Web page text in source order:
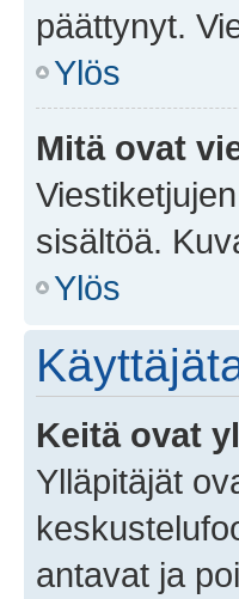
päättynyt.
Ylös
Mitä ovat
sisältöä.
Ylös
Keitä ovat
Ylläpitäjät
antavat ja